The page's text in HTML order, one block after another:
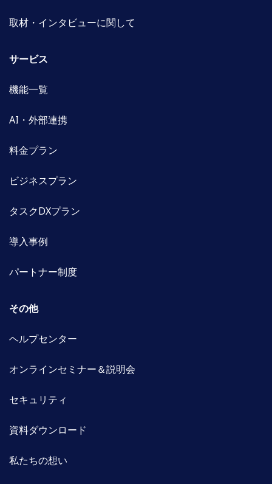
取材・インタビューに関して
サービス
機能一覧
AI・外部連携
料金プラン
ビジネスプラン
タスクDXプラン
導入事例
パートナー制度
その他
ヘルプセンター
オンラインセミナー＆説明会
セキュリティ
資料ダウンロード
私たちの想い